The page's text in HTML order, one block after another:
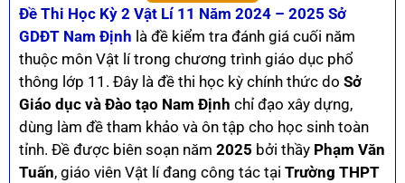
Đề Thi Học Kỳ 2 Vật Lí 11 Năm 2024 – 2025 Sở
GDĐT Nam Định là đề kiểm tra đánh giá cuối năm
thuộc môn Vật lí trong chương trình giáo dục phổ
thông lớp 11. Đây là đề thi học kỳ chính thức do Sở
Giáo dục và Đào tạo Nam Định chỉ đạo xây dựng,
dùng làm đề tham khảo và ôn tập cho học sinh toàn
tỉnh. Đề được biên soạn năm 2025 bởi thầy Phạm Văn
Tuấn, giáo viên Vật lí đang công tác tại Trường THPT